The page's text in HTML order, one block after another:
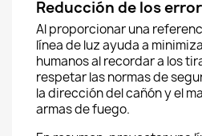
Reducción de los
Al proporcionar una
línea de luz ayuda a
humanos al recordar a los
respetar las normas de
la dirección del cañón y el
armas de fuego.